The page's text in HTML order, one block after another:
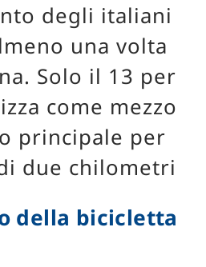
degli italiani
una volta
Solo il 13 per
come mezzo
principale per
due chilometri
della bicicletta